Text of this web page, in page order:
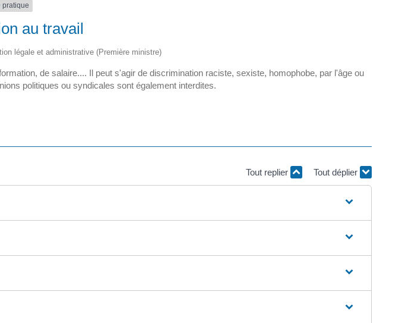
pratique
au travail
légale et administrative (Première ministre)
de salaire.... Il peut s'agir de discrimination raciste, sexiste, homophobe, par l'âge ou
politiques ou syndicales sont également interdites.
Tout replier Tout déplier